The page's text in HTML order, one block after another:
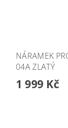
NÁRAMEK
04A ZLATÝ
1 999 Kč